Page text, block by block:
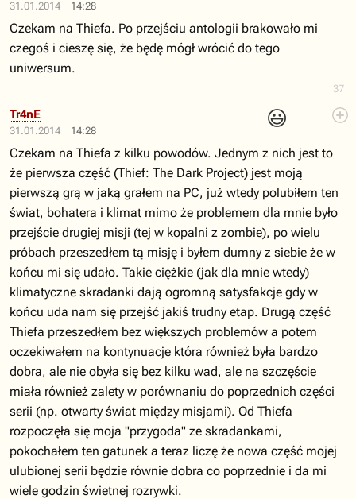
31.01.2014 14:28
37
Czekam na Thiefa. Po przejściu antologii brakowało mi
czegoś i cieszę się, że będę mógł wrócić do tego
uniwersum.
31.01.2014 14:28
😃
Tr4nE
Czekam na Thiefa z kilku powodów. Jednym z nich jest to
że pierwsza część (Thief: The Dark Project) jest moją
pierwszą grą w jaką grałem na PC, już wtedy polubiłem ten
świat, bohatera i klimat mimo że problemem dla mnie było
przejście drugiej misji (tej w kopalni z zombie), po wielu
próbach przeszedłem tą misję i byłem dumny z siebie że w
końcu mi się udało. Takie ciężkie (jak dla mnie wtedy)
klimatyczne skradanki dają ogromną satysfakcje gdy w
końcu uda nam się przejść jakiś trudny etap. Drugą część
Thiefa przeszedłem bez większych problemów a potem
oczekiwałem na kontynuacje która również była bardzo
dobra, ale nie obyła się bez kilku wad, ale na szczęście
miała również zalety w porównaniu do poprzednich części
serii (np. otwarty świat między misjami). Od Thiefa
rozpoczęła się moja "przygoda" ze skradankami,
pokochałem ten gatunek a teraz liczę że nowa część mojej
ulubionej serii będzie równie dobra co poprzednie i da mi
wiele godzin świetnej rozrywki.